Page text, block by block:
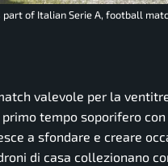
of Italian Serie A, football
valevole per la
tempo soporifero
a sfondare e creare
di casa collezionano